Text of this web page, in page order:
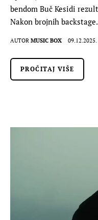
bendom Buč Kesidi
Nakon brojnih
AUTOR MUSIC BOX 09.12.2025.
PROČITAJ VIŠE